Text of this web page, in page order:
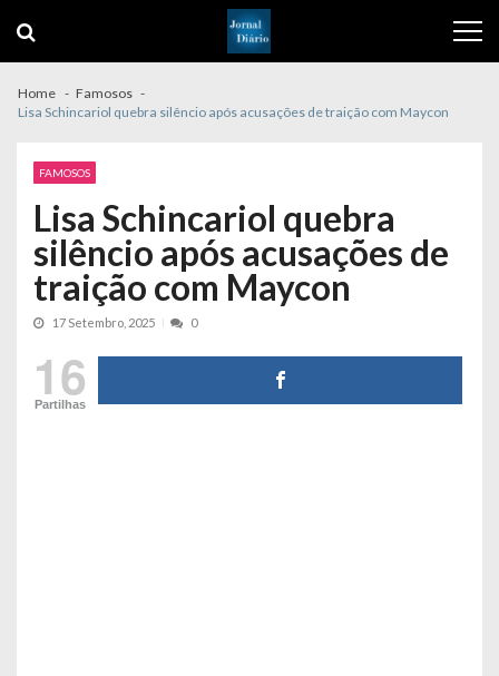
navigation
content
Home
Famosos
Lisa Schincariol quebra silêncio após acusações de traição com Maycon
FAMOSOS
Lisa Schincariol quebra
silêncio após acusações de
traição com Maycon
17 Setembro, 2025 0
16
Partilhas